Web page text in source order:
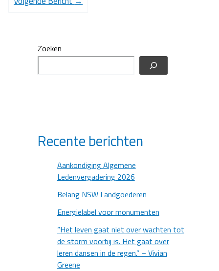
Zoeken
Recente berichten
Aankondiging Algemene
Ledenvergadering 2026
Belang NSW Landgoederen
Energielabel voor monumenten
“Het leven gaat niet over wachten tot
de storm voorbij is. Het gaat over
leren dansen in de regen.” – Vivian
Greene